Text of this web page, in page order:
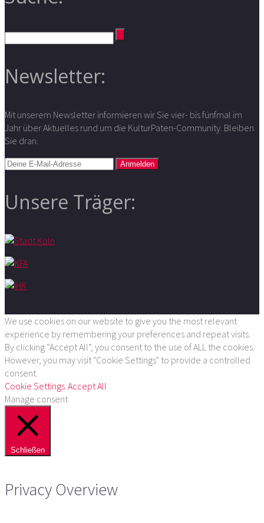
Newsletter:
Mit unserem Newsletter informieren wir Sie vier- bis fünfmal im
Jahr über Aktuelles rund um die KulturPaten-Community. Bleiben
Sie dran.
Unsere Träger:
We use cookies on our website to give you the most relevant
experience by remembering your preferences and repeat visits.
By clicking “Accept All”, you consent to the use of ALL the cookies.
However, you may visit "Cookie Settings" to provide a controlled
consent.
Cookie Settings Accept All
Manage consent
Schließen
Privacy Overview